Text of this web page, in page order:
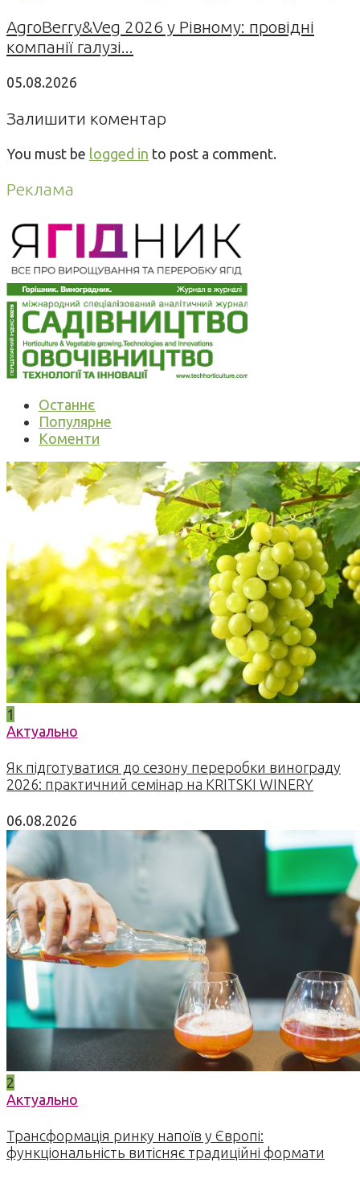
AgroBerry&Veg 2026 у Рівному: провідні
компанії галузі...
05.08.2026
Залишити коментар
You must be logged in to post a comment.
Реклама
Останнє
Популярне
Коменти
1
Актуально
Як підготуватися до сезону переробки винограду
2026: практичний семінар на KRITSKI WINERY
06.08.2026
2
Актуально
Трансформація ринку напоїв у Європі:
функціональність витісняє традиційні формати